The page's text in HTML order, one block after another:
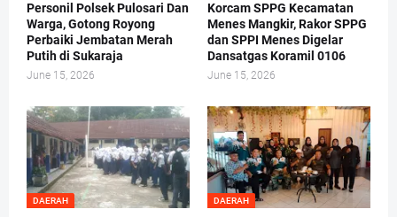
Personil Polsek Pulosari Dan
Warga, Gotong Royong
Perbaiki Jembatan Merah
Putih di Sukaraja
June 15, 2026
Korcam SPPG Kecamatan
Menes Mangkir, Rakor SPPG
dan SPPI Menes Digelar
Dansatgas Koramil 0106
June 15, 2026
DAERAH DAERAH